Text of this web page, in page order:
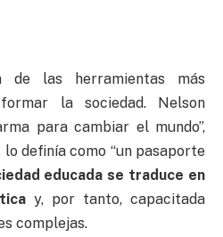
de las herramientas más
la sociedad. Nelson
para cambiar el mundo”,
definía como “un pasaporte
educada se traduce en
y, por tanto, capacitada
complejas.